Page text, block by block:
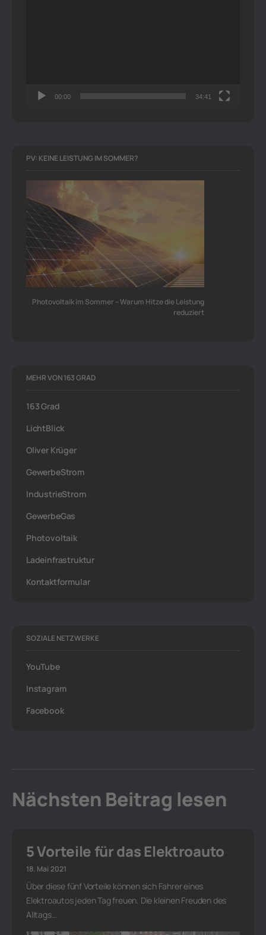
00:00 34:41
PV: KEINE LEISTUNG IM SOMMER?
Photovoltaik im Sommer – Warum Hitze die Leistung
reduziert
MEHR VON 163 GRAD
163 Grad
LichtBlick
Oliver Krüger
GewerbeStrom
IndustrieStrom
GewerbeGas
Photovoltaik
Ladeinfrastruktur
Kontaktformular
SOZIALE NETZWERKE
YouTube
Instagram
Facebook
Nächsten Beitrag lesen
5 Vorteile für das Elektroauto
18. Mai 2021
Über diese fünf Vorteile können sich Fahrer eines
Elektroautos jeden Tag freuen. Die kleinen Freuden des
Alltags…